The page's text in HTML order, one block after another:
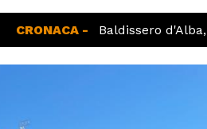
CRONACA - Baldissero d'Alba,